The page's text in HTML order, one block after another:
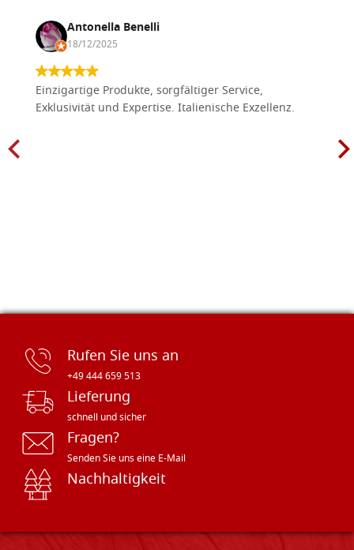
Ikonen tafel, aus Lindenholz 25x50
glatt, roh
€ 17,80
Ikonen tafel, aus Lindenholz 30x30
Auf Lager: 1 - COD.
€ 16,50 ACQUISTA
Antonella Benelli
18/12/2025
Einzigartige Produkte, sorgfältiger Service,
Exklusivität und Expertise. Italienische Exzellenz.
Rufen Sie uns an
+49 444 659 513
Lieferung
schnell und sicher
Fragen?
Senden Sie uns eine E-Mail
Nachhaltigkeit